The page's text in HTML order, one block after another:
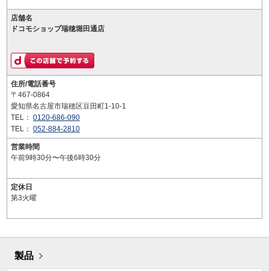
店舗名
ドコモショップ瑞穂堀田通店
住所/電話番号
〒467-0864
愛知県名古屋市瑞穂区豆田町1-10-1
TEL： 0120-686-090
TEL： 052-884-2810
営業時間
午前9時30分〜午後6時30分
定休日
第3火曜
製品